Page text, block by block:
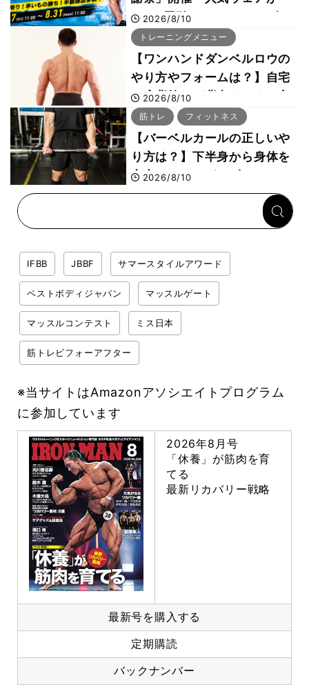
1000円引き、UVクールポン
チョは半額の990円に
2026/8/10
トレーニングメニュー
【ワンハンドダンベルロウの
やり方やフォームは？】自宅
で広背筋など背中をつくる方
法をボディビル世界王者・鈴
木雅選手が解説
2026/8/10
筋トレ フィットネス
【バーベルカールの正しいや
り方は？】下半身から身体を
安定させるのがカギ！
2026/8/10
IFBB JBBF サマースタイルアワード
ベストボディジャパン マッスルゲート
マッスルコンテスト ミス日本
筋トレビフォーアフター
※当サイトはAmazonアソシエイトプログラム
に参加しています
2026年8月号
「休養」が筋肉を育
てる
最新リカバリー戦略
最新号を購入する
定期購読
バックナンバー